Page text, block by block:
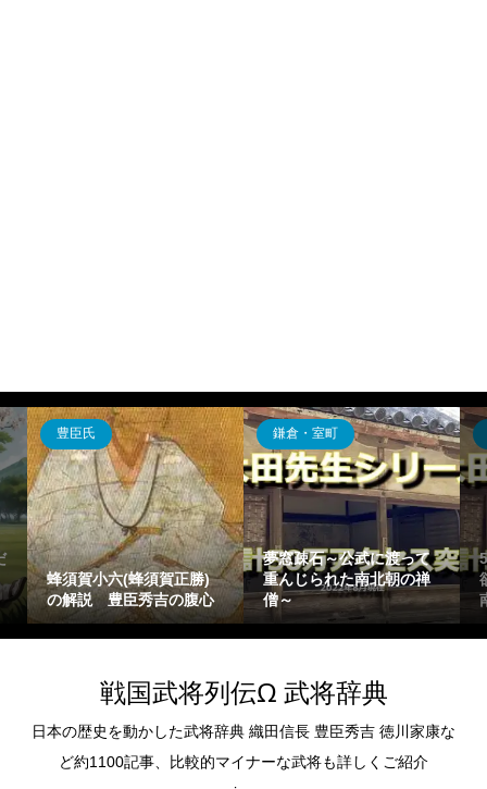
正勝)
の腹心
鎌倉・室町
夢窓疎石～公武に渡って
重んじられた南北朝の禅
僧～
飛鳥・奈良・平安
5分でわかる藤原陳忠～
欲さで有名になった藤原
南家出身の受領～
戦国武将列伝Ω 武将辞典
日本の歴史を動かした武将辞典 織田信長 豊臣秀吉 徳川家康な
ど約1100記事、比較的マイナーな武将も詳しくご紹介